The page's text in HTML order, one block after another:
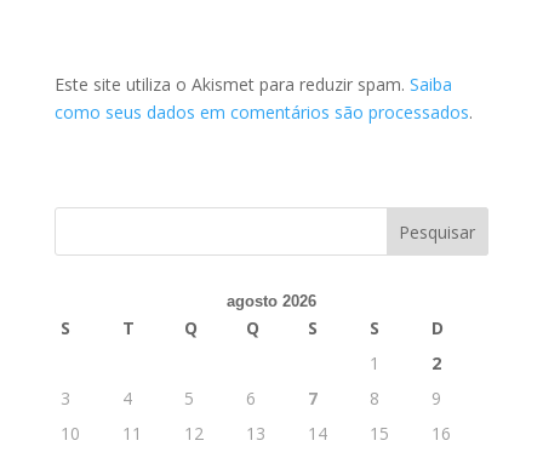
Este site utiliza o Akismet para reduzir spam. Saiba
como seus dados em comentários são processados.
agosto 2026
S T Q Q S S
D
1
2
3
4 5 6 7 8
9
10
11 12 13 14 15
16